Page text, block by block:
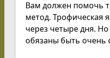
Вам должен помочь
метод. Трофическая
через четыре дня.
обязаны быть очень